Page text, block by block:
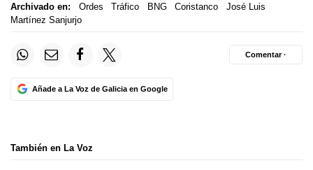
Archivado en: Ordes Tráfico BNG Coristanco
José Luis
Martínez Sanjurjo
Añade a La Voz de Galicia en Google
Comentar ·
También en La Voz